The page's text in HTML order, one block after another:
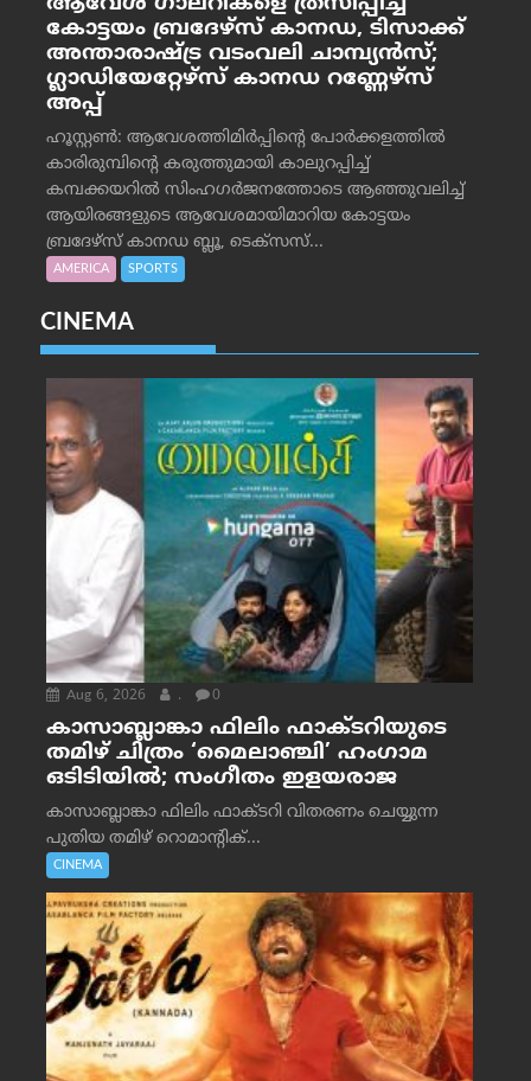
കോട്ടയം ബ്രദേഴ്‌സ് കാനഡ, ടിസാക്ക്
അന്താരാഷ്ട്ര വടംവലി ചാമ്പ്യന്‍സ്;
ഗ്ലാഡിയേറ്റേഴ്‌സ് കാനഡ റണ്ണേഴ്‌സ്
അപ്പ്
ഹൂസ്റ്റണ്‍: ആവേശത്തിമിര്‍പ്പിന്റെ പോര്‍ക്കളത്തില്‍
കാരിരുമ്പിന്റെ കരുത്തുമായി കാലുറപ്പിച്ച്
കമ്പക്കയറില്‍ സിംഹഗര്‍ജനത്തോടെ ആഞ്ഞുവലിച്ച്
ആയിരങ്ങളുടെ ആവേശമായിമാറിയ കോട്ടയം
ബ്രദേഴ്‌സ് കാനഡ ബ്ലൂ, ടെക്‌സസ്...
AMERICA SPORTS
CINEMA
Aug 6, 2026 . 0
കാസാബ്ലാങ്കാ ഫിലിം ഫാക്ടറിയുടെ
തമിഴ് ചിത്രം ‘മൈലാഞ്ചി’ ഹംഗാമ
ഒടിടിയിൽ; സംഗീതം ഇളയരാജ
കാസാബ്ലാങ്കാ ഫിലിം ഫാക്ടറി വിതരണം ചെയ്യുന്ന
പുതിയ തമിഴ് റൊമാന്റിക്...
CINEMA